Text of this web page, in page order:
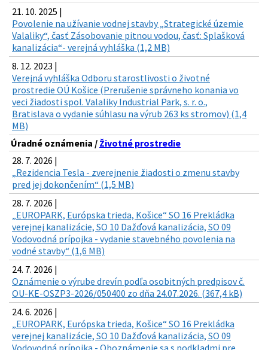
21. 10. 2025 |
Povolenie na užívanie vodnej stavby „Strategické územie
Valaliky“, časť Zásobovanie pitnou vodou, časť: Splašková
kanalizácia“- verejná vyhláška (1,2 MB)
8. 12. 2023 |
Verejná vyhláška Odboru starostlivosti o životné
prostredie OÚ Košice (Prerušenie správneho konania vo
veci žiadosti spol. Valaliky Industrial Park, s. r. o.,
Bratislava o vydanie súhlasu na výrub 263 ks stromov) (1,4
MB)
Úradné oznámenia / Životné prostredie
28. 7. 2026 |
„Rezidencia Tesla - zverejnenie žiadosti o zmenu stavby
pred jej dokončením“ (1,5 MB)
28. 7. 2026 |
„EUROPARK, Európska trieda, Košice“ SO 16 Prekládka
verejnej kanalizácie, SO 10 Dažďová kanalizácia, SO 09
Vodovodná prípojka - vydanie stavebného povolenia na
vodné stavby“ (1,6 MB)
24. 7. 2026 |
Oznámenie o výrube drevín podľa osobitných predpisov č.
OU-KE-OSZP3-2026/050400 zo dňa 24.07.2026. (367,4 kB)
24. 6. 2026 |
„EUROPARK, Európska trieda, Košice“ SO 16 Prekládka
verejnej kanalizácie, SO 10 Dažďová kanalizácia, SO 09